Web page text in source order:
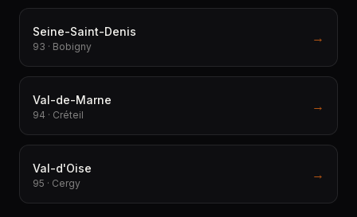
Seine-Saint-Denis
93 · Bobigny
→
Val-de-Marne
94 · Créteil
→
Val-d'Oise
95 · Cergy
→